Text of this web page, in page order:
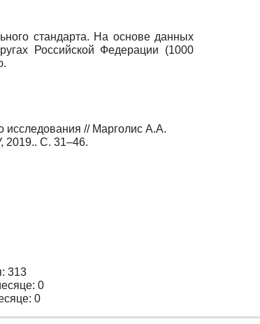
стандарта. На основе данных
Российской Федерации (1000
исследования // Марголис А.А.
2019.. С. 31–46.
313
0
0